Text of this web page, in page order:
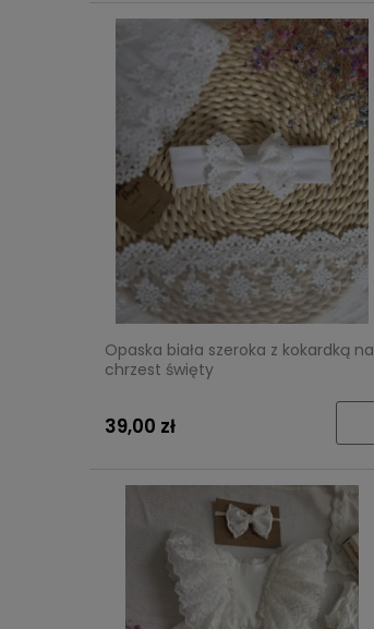
Opaska biała szeroka z kokardką na
chrzest święty
39,00 zł